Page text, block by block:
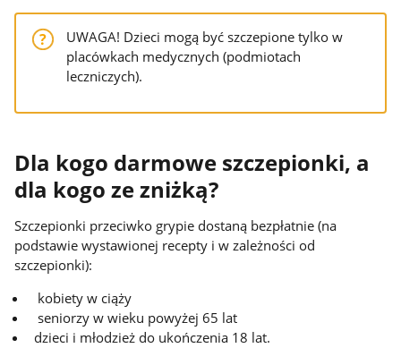
UWAGA! Dzieci mogą być szczepione tylko w
placówkach medycznych (podmiotach
leczniczych).
Dla kogo darmowe szczepionki, a
dla kogo ze zniżką?
Szczepionki przeciwko grypie dostaną bezpłatnie (na
podstawie wystawionej recepty i w zależności od
szczepionki):
kobiety w ciąży
seniorzy w wieku powyżej 65 lat
dzieci i młodzież do ukończenia 18 lat.